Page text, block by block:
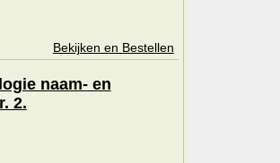
Bekijken en Bestellen
naam- en
2.